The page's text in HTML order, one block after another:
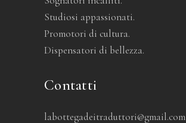
Studiosi appassionati.
Promotori di cultura.
Dispensatori di bellezza.
Contatti
labottegadeitraduttori@gmail.com